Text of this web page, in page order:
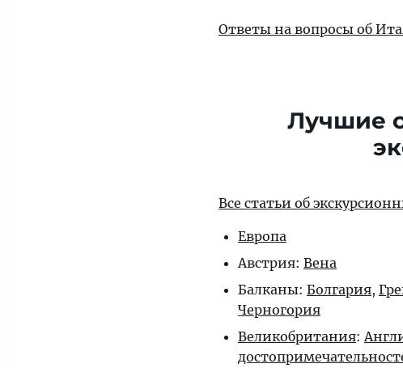
Ответы на вопросы об
Лучшие
Все статьи об
Европа
Австрия: Вена
Балканы: Болгария,
Черногория
Великобритания: